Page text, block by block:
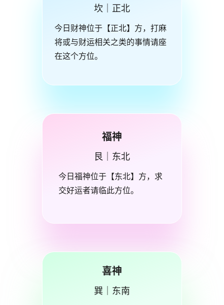
坎｜正北
今日财神位于【正北】方，打麻
将或与财运相关之类的事情请座
在这个方位。
福神
艮｜东北
今日福神位于【东北】方，求
交好运者请临此方位。
喜神
巽｜东南